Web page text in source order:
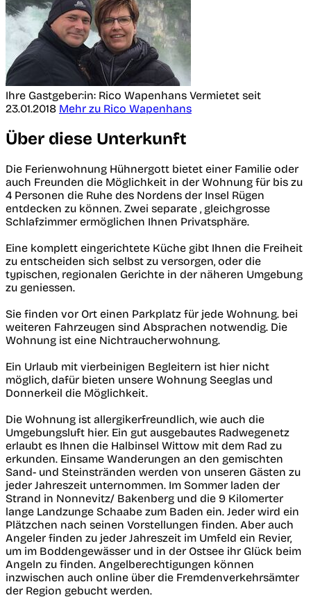
Ihre Gastgeber:in: Rico Wapenhans Vermietet seit
23.01.2018 Mehr zu Rico Wapenhans
Über diese Unterkunft
Die Ferienwohnung Hühnergott bietet einer Familie oder
auch Freunden die Möglichkeit in der Wohnung für bis zu
4 Personen die Ruhe des Nordens der Insel Rügen
entdecken zu können. Zwei separate , gleichgrosse
Schlafzimmer ermöglichen Ihnen Privatsphäre.
Eine komplett eingerichtete Küche gibt Ihnen die Freiheit
zu entscheiden sich selbst zu versorgen, oder die
typischen, regionalen Gerichte in der näheren Umgebung
zu geniessen.
Sie finden vor Ort einen Parkplatz für jede Wohnung. bei
weiteren Fahrzeugen sind Absprachen notwendig. Die
Wohnung ist eine Nichtraucherwohnung.
Ein Urlaub mit vierbeinigen Begleitern ist hier nicht
möglich, dafür bieten unsere Wohnung Seeglas und
Donnerkeil die Möglichkeit.
Die Wohnung ist allergikerfreundlich, wie auch die
Umgebungsluft hier. Ein gut ausgebautes Radwegenetz
erlaubt es Ihnen die Halbinsel Wittow mit dem Rad zu
erkunden. Einsame Wanderungen an den gemischten
Sand- und Steinstränden werden von unseren Gästen zu
jeder Jahreszeit unternommen. Im Sommer laden der
Strand in Nonnevitz/ Bakenberg und die 9 Kilomerter
lange Landzunge Schaabe zum Baden ein. Jeder wird ein
Plätzchen nach seinen Vorstellungen finden. Aber auch
Angeler finden zu jeder Jahreszeit im Umfeld ein Revier,
um im Boddengewässer und in der Ostsee ihr Glück beim
Angeln zu finden. Angelberechtigungen können
inzwischen auch online über die Fremdenverkehrsämter
der Region gebucht werden.